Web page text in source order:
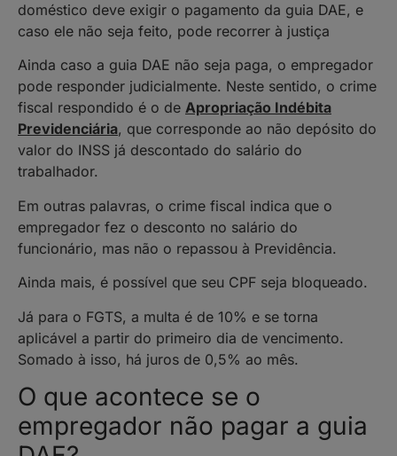
doméstico deve exigir o pagamento da guia DAE, e
caso ele não seja feito, pode recorrer à justiça
Ainda caso a guia DAE não seja paga, o empregador
pode responder judicialmente. Neste sentido, o crime
fiscal respondido é o de Apropriação Indébita
Previdenciária, que corresponde ao não depósito do
valor do INSS já descontado do salário do
trabalhador.
Em outras palavras, o crime fiscal indica que o
empregador fez o desconto no salário do
funcionário, mas não o repassou à Previdência.
Ainda mais, é possível que seu CPF seja bloqueado.
Já para o FGTS, a multa é de 10% e se torna
aplicável a partir do primeiro dia de vencimento.
Somado à isso, há juros de 0,5% ao mês.
O que acontece se o
empregador não pagar a guia